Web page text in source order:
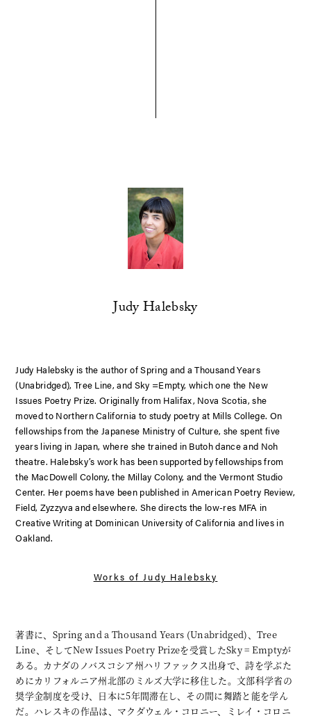
Judy Halebsky
Judy Halebsky is the author ofSpring and a Thousand Years
(Unabridged), Tree Line, and Sky =Empty, which one the New
Issues Poetry Prize.Originally from Halifax, Nova Scotia,she
moved to Northern California to study poetry at Mills College. On
fellowships from the Japanese Ministry of Culture, she spent five
years living in Japan, where she trained in Butoh dance and Noh
theatre. Halebsky’s work has been supported by fellowships from
the MacDowell Colony, the Millay Colony, and the Vermont Studio
Center. Her poems have been published in American Poetry Review,
Field, Zyzzyva and elsewhere. She directs the low-res MFA in
Creative Writing at Dominican University of California and lives in
Oakland.
Works of Judy Halebsky
著書に、 Spring and a Thousand Years (Unabridged)
Tree
Line 、そしてNew Issues Poetry Prizeを受賞したSky = Emptyが
ある。カナダのノバスコシア州ハリファックス出身で、詩を学ぶた
めにカリフォルニア州北部のミルズ大学に移住した。文部科学省の
奨学金制度を受け、日本に5年間滞在し、その間に舞踏と能を学ん
だ。ハレスキの作品は、マクダウェル・コロニー、ミレイ・コロニ